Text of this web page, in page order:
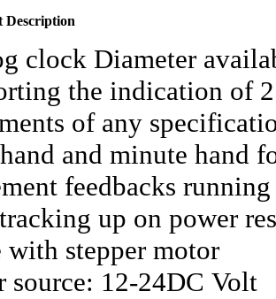
Description
clock Diameter
the indication of
of any
and minute hand
feedbacks
up on power
with stepper motor
source: 12-24DC Volt